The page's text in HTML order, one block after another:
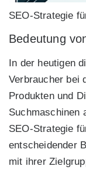
SEO-Strategie
Bedeutung
In der heutigen
Verbraucher bei
Produkten und
Suchmaschinen
SEO-Strategie
entscheidender
mit ihrer